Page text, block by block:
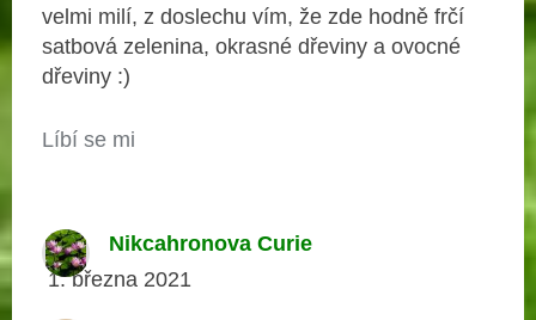
velmi milí, z doslechu vím, že zde hodně frčí
satbová zelenina, okrasné dřeviny a ovocné
dřeviny :)
Líbí se mi
Nikcahronova Curie
1. března 2021